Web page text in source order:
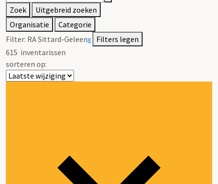
Zoek
Uitgebreid zoeken
Organisatie
Categorie
Filter: RA Sittard-Geleenx Filters legen
615 inventarissen
sorteren op: